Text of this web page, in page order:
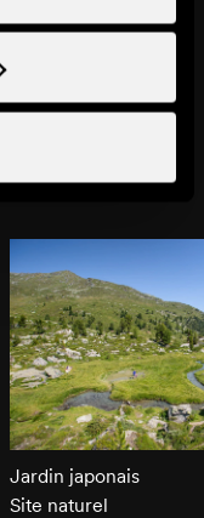
Mélèzes de Balavaux
Jardin japonais
Site naturel